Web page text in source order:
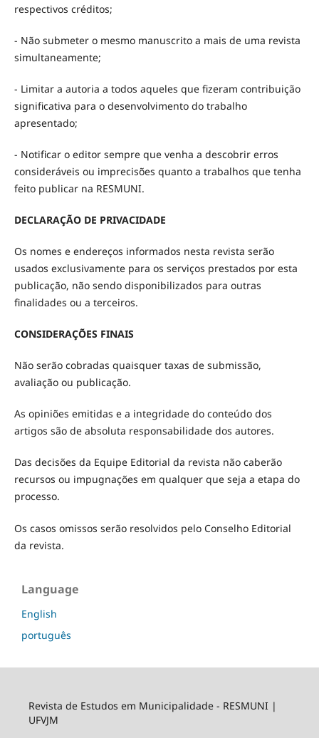
respectivos créditos;
- Não submeter o mesmo manuscrito a mais de uma revista
simultaneamente;
- Limitar a autoria a todos aqueles que fizeram contribuição
significativa para o desenvolvimento do trabalho
apresentado;
- Notificar o editor sempre que venha a descobrir erros
consideráveis ou imprecisões quanto a trabalhos que tenha
feito publicar na RESMUNI.
DECLARAÇÃO DE PRIVACIDADE
Os nomes e endereços informados nesta revista serão
usados exclusivamente para os serviços prestados por esta
publicação, não sendo disponibilizados para outras
finalidades ou a terceiros.
CONSIDERAÇÕES FINAIS
Não serão cobradas quaisquer taxas de submissão,
avaliação ou publicação.
As opiniões emitidas e a integridade do conteúdo dos
artigos são de absoluta responsabilidade dos autores.
Das decisões da Equipe Editorial da revista não caberão
recursos ou impugnações em qualquer que seja a etapa do
processo.
Os casos omissos serão resolvidos pelo Conselho Editorial
da revista.
Language
English
português
Revista de Estudos em Municipalidade - RESMUNI |
UFVJM